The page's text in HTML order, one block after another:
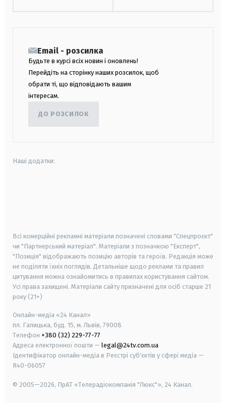
Email - розсилка
Будьте в курсі всіх новин і оновлень!
Перейдіть на сторінку наших розсилок, щоб
обрати ті, що відповідають вашим
інтересам.
ДО РОЗСИЛОК
Наші додатки:
Всі комерційні рекламні матеріали позначені словами "Спецпроєкт"
чи "Партнерський матеріал". Матеріали з позначкою "Експерт",
"Позиція" відображають позицію авторів та героїв. Редакція може
не поділяти їхніх поглядів. Детальніше щодо реклами та правил
цитування можна ознайомитись в правилах користування сайтом.
Усі права захищені. Матеріали сайту призначені для осіб старше 21
року (21+)
Онлайн-медіа «24 Канал»
пл. Галицька, буд. 15, м. Львів, 79008
Телефон +380 (32) 229-77-77
Адреса електронної пошти — legal@24tv.com.ua
Ідентифікатор онлайн-медіа в Реєстрі суб'єктів у сфері медіа —
R40-06057
© 2005—2026, ПрАТ «Телерадіокомпанія "Люкс"», 24 Канал.